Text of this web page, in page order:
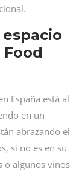
España está al
en un
abrazando el
si no es en su
o algunos vinos